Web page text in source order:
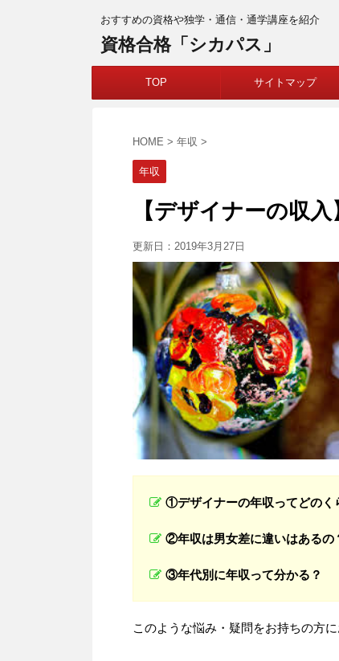
おすすめの資格や独学・通信・通学講座を紹介
資格合格「シカパス」
TOP サイトマップ
HOME > 年収 >
年収
【デザイナーの収
更新日： 2019年3月27日
①デザイナーの年収ってどのく
②年収は男女差に違いはあるの
③年代別に年収って分かる？
このような悩み・疑問をお持ちの方に